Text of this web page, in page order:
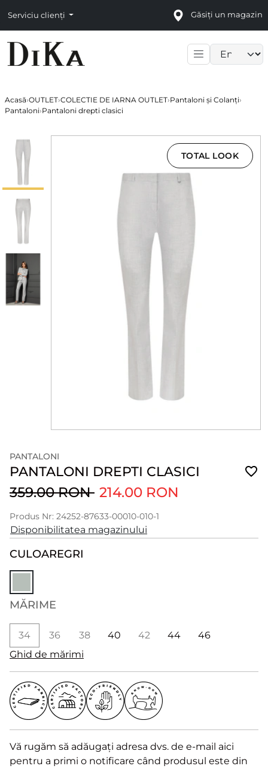
Serviciu clienți Găsiți un magazin
Acasă›OUTLET›COLECTIE DE IARNA OUTLET›Pantaloni și Colanți›
Pantaloni›Pantaloni drepti clasici
TOTAL LOOK
PANTALONI
PANTALONI DREPTI CLASICI
359.00 RON 214.00 RON
Produs Nr: 24252-87633-00010-010-1
Disponibilitatea magazinului
CULOAREGRI
MĂRIME
34 36 38 40 42 44
46
Ghid de mărimi
Vă rugăm să adăugați adresa dvs. de e-mail aici
pentru a primi o notificare când produsul este din